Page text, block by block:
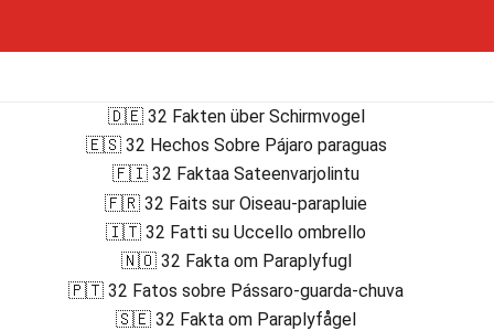
🇩🇪 32 Fakten über Schirmvogel
🇪🇸 32 Hechos Sobre Pájaro paraguas
🇫🇮 32 Faktaa Sateenvarjolintu
🇫🇷 32 Faits sur Oiseau-parapluie
🇮🇹 32 Fatti su Uccello ombrello
🇳🇴 32 Fakta om Paraplyfugl
🇵🇹 32 Fatos sobre Pássaro-guarda-chuva
🇸🇪 32 Fakta om Paraplyfågel